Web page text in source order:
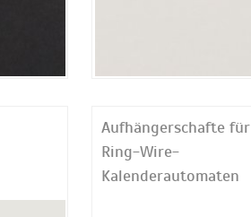
Aufhängerschafte für
Ring-Wire-
Kalenderautomaten